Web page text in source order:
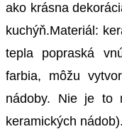
ako krásna
kuchýň.Materiál:
tepla popraská
farbia, môžu
nádoby. Nie je to
keramických nádob).